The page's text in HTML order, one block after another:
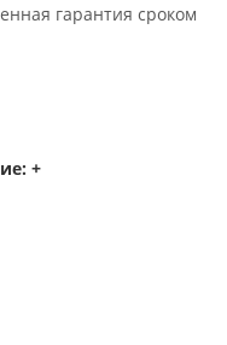
гарантия сроком
+